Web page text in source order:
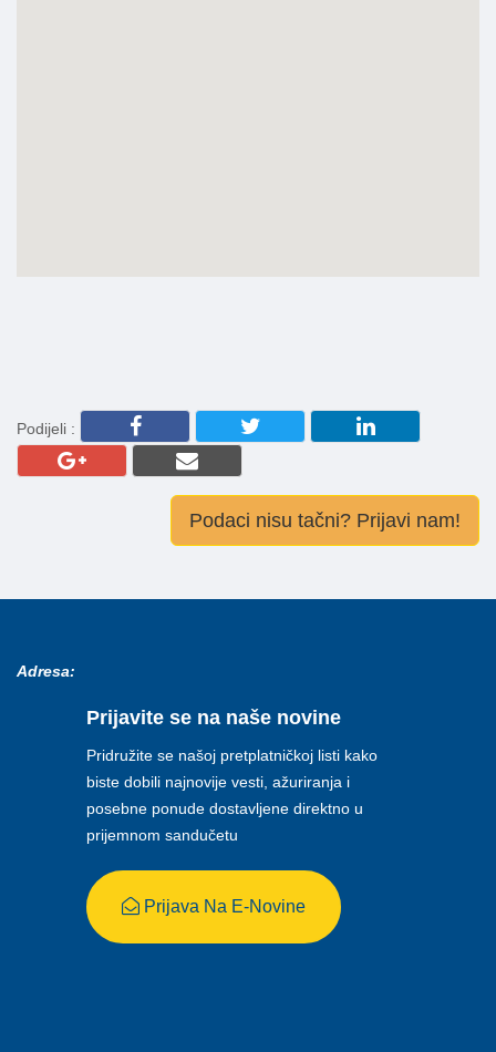
Podijeli :
Podaci nisu tačni? Prijavi nam!
Adresa:
Prijavite se na naše novine
Pridružite se našoj pretplatničkoj listi kako
biste dobili najnovije vesti, ažuriranja i
posebne ponude dostavljene direktno u
prijemnom sandučetu
Prijava Na E-Novine